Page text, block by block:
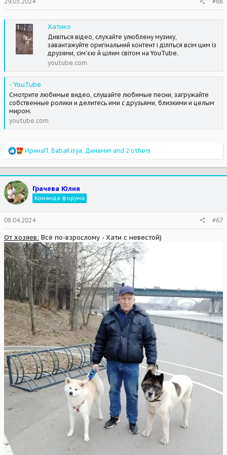
:
Хатико
Дивіться відео, слухайте улюблену музику,
завантажуйте оригінальний контент і діліться всім цим із
друзями, сім'єю й цілим світом на YouTube.
youtube.com
- YouTube
Смотрите любимые видео, слушайте любимые песни, загружайте
собственные ролики и делитесь ими с друзьями, близкими и целым
миром.
youtube.com
R
a
c
t
i
o
s
:
ИринаП BabaKisya Динамит and 2 others
Грачева Юлия
Команда форума
08.04.2024 #67
От хозяев: Всё по-взрослому - Хати с невестой)